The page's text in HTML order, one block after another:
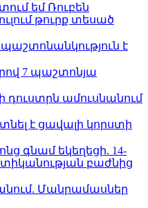
եմ Ռուբեն
թուրք տեսած
է
7 պաշտոնյա
ամուսնանում
է ցավալի կորստի
ոնց գնամ եկեղեցի. 14-
բաժնից
Մանրամասներ